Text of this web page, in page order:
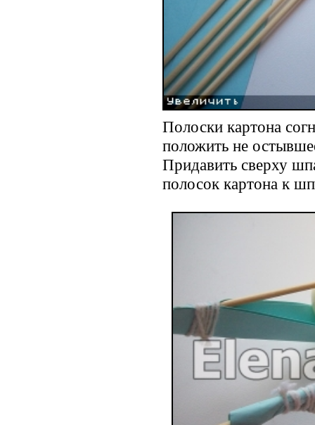
Полоски картона
положить не
Придавить сверху
полосок картона к